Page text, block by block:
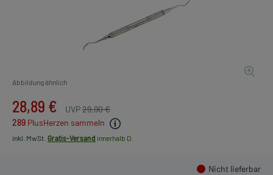
Abbildung ähnlich
28,89 € UVP29,90 €
289 PlusHerzen sammeln
inkl. MwSt. Gratis-Versand innerhalb D.
Nicht lieferbar